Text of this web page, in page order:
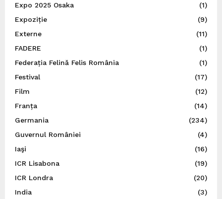
Expo 2025 Osaka
(1)
Expoziție
(9)
Externe
(11)
FADERE
(1)
Federația Felină Felis România
(1)
Festival
(17)
Film
(12)
Franța
(14)
Germania
(234)
Guvernul României
(4)
Iaşi
(16)
ICR Lisabona
(19)
ICR Londra
(20)
India
(3)